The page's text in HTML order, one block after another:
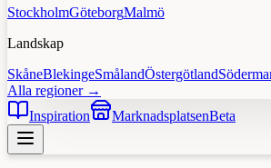
StockholmGöteborgMalmö
Landskap
SkåneBlekingeSmålandÖstergötland
Alla regioner →
Inspiration
MarknadsplatsenBeta